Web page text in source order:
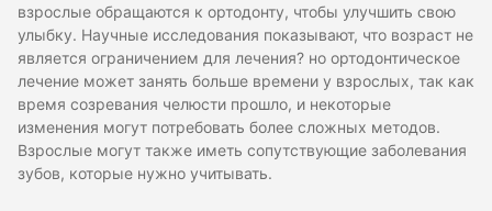
взрослые обращаются к ортодонту, чтобы улучшить свою
улыбку. Научные исследования показывают, что возраст не
является ограничением для лечения? но ортодонтическое
лечение может занять больше времени у взрослых, так как
время созревания челюсти прошло, и некоторые
изменения могут потребовать более сложных методов.
Взрослые могут также иметь сопутствующие заболевания
зубов, которые нужно учитывать.